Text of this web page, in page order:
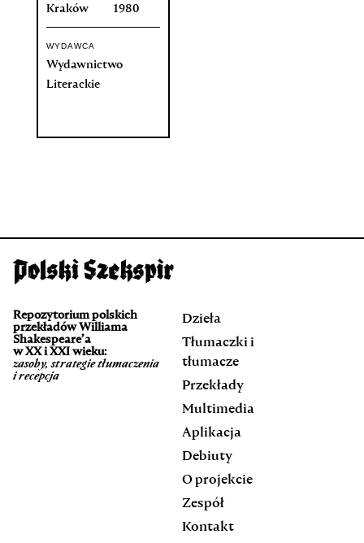
Kraków 1980
WYDAWCA
Wydawnictwo
Literackie
Repozytorium polskich
przekładów Williama
Shakespeare’a
w XX i XXI wieku:
zasoby, strategie tłumaczenia
i recepcja
Dzieła
Tłumaczki i
tłumacze
Przekłady
Multimedia
Aplikacja
Debiuty
O projekcie
Zespół
Kontakt